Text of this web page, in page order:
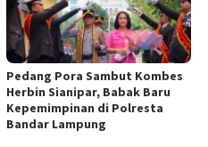
Pedang Pora Sambut Kombes
Herbin Sianipar, Babak Baru
Kepemimpinan di Polresta
Bandar Lampung